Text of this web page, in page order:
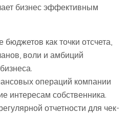
бизнес эффективным
как точки отсчета,
воли и амбиций
операций компании
интересам собственника.
отчетности для чек-